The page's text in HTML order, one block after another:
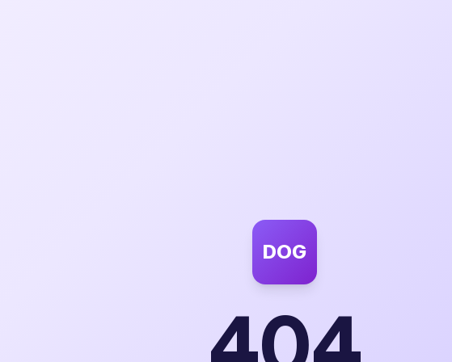
DOG
404